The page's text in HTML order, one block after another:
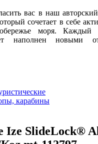
вас в наш
сочетает в себе
моря.
наполнен новыми
карабины
Ize SlideLock®